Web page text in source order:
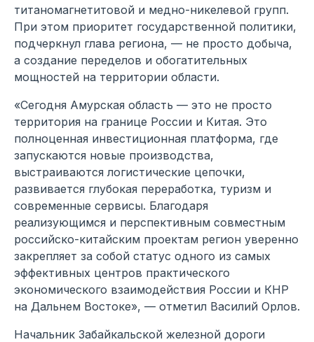
титаномагнетитовой и медно-никелевой групп.
При этом приоритет государственной политики,
подчеркнул глава региона, — не просто добыча,
а создание переделов и обогатительных
мощностей на территории области.
«Сегодня Амурская область — это не просто
территория на границе России и Китая. Это
полноценная инвестиционная платформа, где
запускаются новые производства,
выстраиваются логистические цепочки,
развивается глубокая переработка, туризм и
современные сервисы. Благодаря
реализующимся и перспективным совместным
российско-китайским проектам регион уверенно
закрепляет за собой статус одного из самых
эффективных центров практического
экономического взаимодействия России и КНР
на Дальнем Востоке», — отметил Василий Орлов.
Начальник Забайкальской железной дороги